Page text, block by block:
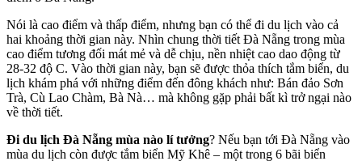
Nói là cao điểm và thấp điểm, nhưng bạn có thể đi du lịch vào cả
hai khoảng thời gian này. Nhìn chung thời tiết Đà Nẵng trong mùa
cao điểm tương đối mát mẻ và dễ chịu, nền nhiệt cao dao động từ
28-32 độ C. Vào thời gian này, bạn sẽ được thỏa thích tắm biển, du
lịch khám phá với những điểm đến đông khách như: Bán đảo Sơn
Trà, Cù Lao Chàm, Bà Nà… mà không gặp phải bất kì trở ngại nào
về thời tiết.
Đi du lịch Đà Nẵng mùa nào lí tưởng? Nếu bạn tới Đà Nẵng vào
mùa du lịch còn được tắm biển Mỹ Khê – một trong 6 bãi biển